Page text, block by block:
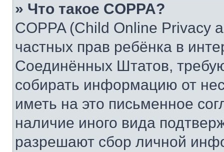
» Что такое COPPA?
COPPA (Child Online Privacy
частных прав ребёнка в
Соединённых Штатов,
собирать информацию от
иметь на это письменное
наличие иного вида
разрешают сбор личной